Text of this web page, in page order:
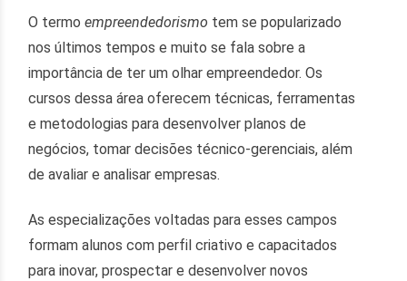
O termoempreendedorismo tem se popularizado
nos últimos tempos e muito se fala sobre a
importância de ter um olhar empreendedor. Os
cursos dessa área oferecem técnicas, ferramentas
e metodologias para desenvolver planos de
negócios, tomar decisões técnico-gerenciais, além
de avaliar e analisar empresas.
As especializações voltadas para esses campos
formam alunos com perfil criativo e capacitados
para inovar, prospectar e desenvolver novos